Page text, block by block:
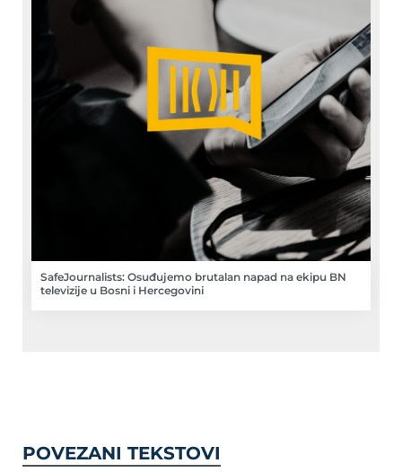
SafeJournalists: Osuđujemo brutalan napad na ekipu BN
televizije u Bosni i Hercegovini
POVEZANI TEKSTOVI